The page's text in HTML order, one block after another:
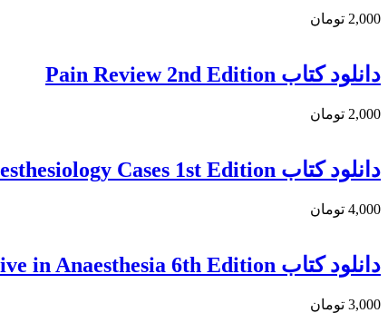
2,000 تومان
دانلود کتاب Pain Review 2nd Edition
2,000 تومان
دانلود كتاب Morgan and Mikhail’s Clinical Anesthesiology Cases 1st Edition
4,000 تومان
دانلود كتاب Robinson & Hall’s How to Survive in Anaesthesia 6th Edition
3,000 تومان